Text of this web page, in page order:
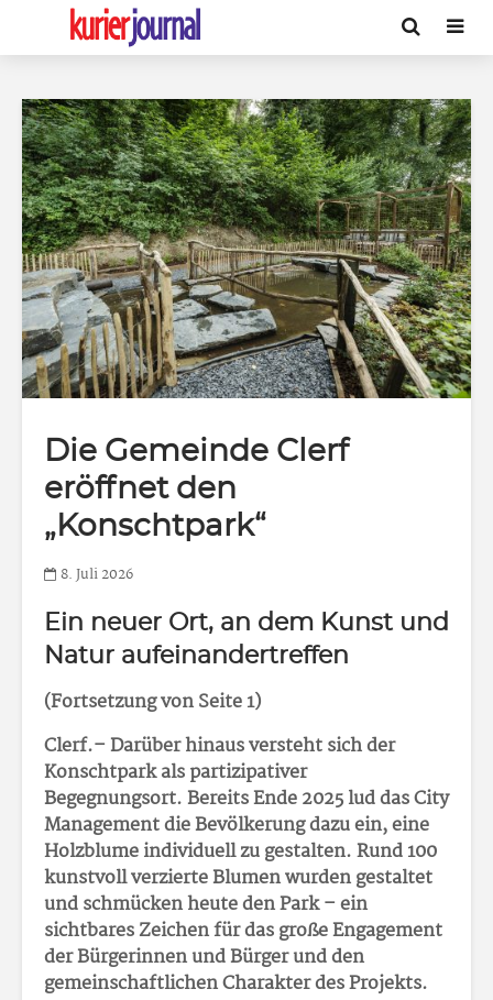
Die Gemeinde Clerf
eröffnet den
„Konschtpark“
8. Juli 2026
Ein neuer Ort, an dem Kunst und
Natur aufeinandertreffen
(Fortsetzung von Seite 1)
Clerf.–Darüber hinaus versteht sich der
Konschtpark als partizipativer
Begegnungsort. Bereits Ende 2025 lud das City
Management die Bevölkerung dazu ein, eine
Holzblume individuell zu gestalten. Rund 100
kunstvoll verzierte Blumen wurden gestaltet
und schmücken heute den Park – ein
sichtbares Zeichen für das große Engagement
der Bürgerinnen und Bürger und den
gemeinschaftlichen Charakter des Projekts.